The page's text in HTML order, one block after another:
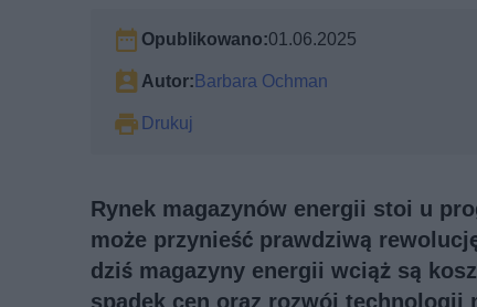
Opublikowano:01.06.2025
Autor:Barbara Ochman
Drukuj
Rynek magazynów energii stoi u
może przynieść prawdziwą
dziś magazyny energii wciąż są
spadek cen oraz rozwój technologii